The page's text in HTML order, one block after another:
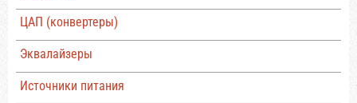
ЦАП (конвертеры)
Эквалайзеры
Источники питания